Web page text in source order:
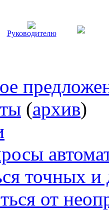
Руководителю
(архив)
точных
от